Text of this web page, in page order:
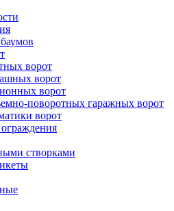
ворот
ворот
ворот
поворотных гаражных ворот
ворот
створками